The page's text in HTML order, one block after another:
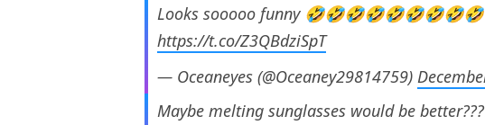
Looks sooooo funny
https://t.co/Z3QBdziSpT
— Oceaneyes (@Oceaney29814759)
Maybe melting sunglasses would be